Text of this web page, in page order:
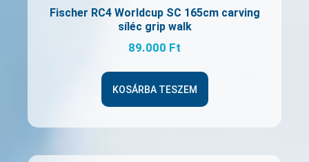
Fischer RC4 Worldcup SC 165cm carving
síléc grip walk
89.000 Ft
KOSÁRBA TESZEM